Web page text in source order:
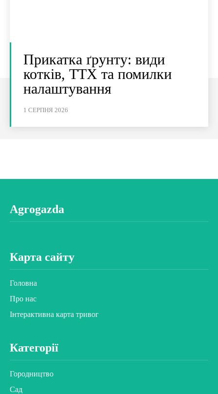
Прикатка ґрунту: види
котків, ТТХ та помилки
налаштування
1 СЕРПНЯ 2026
Agrogazda
Карта сайту
Головна
Про нас
Інтерактивна карта тривог
Категорії
Городництво
Сад